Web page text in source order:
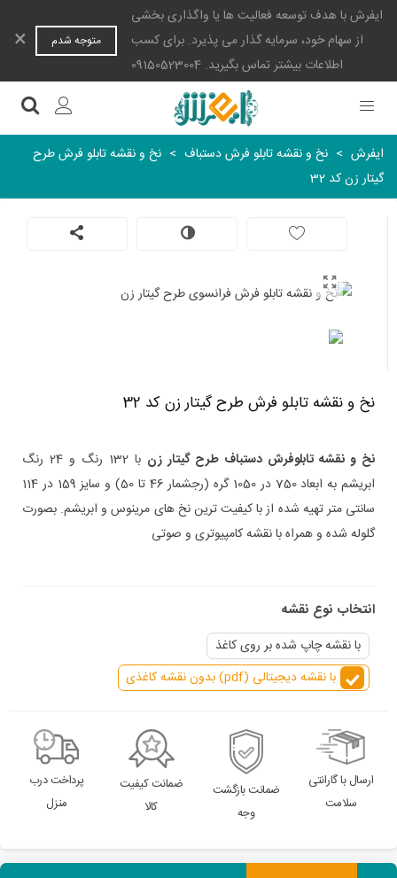
ایفرش با هدف توسعه فعالیت ها یا واگذاری بخشی
از سهام خود، سرمایه گذار می پذیرد. برای کسب
اطلاعات بیشتر تماس بگیرید. 09150523004
متوجه شدم ×
ایفرش > نخ و نقشه تابلو فرش دستباف > نخ و نقشه تابلو فرش طرح
گیتار زن کد 32
نخ و نقشه تابلو فرش طرح گیتار زن کد 32
نخ و نقشه تابلوفرش دستباف طرح گیتار زن
با 132 رنگ و 24 رنگ
ابریشم به ابعاد 750 در 1050 گره
(رجشمار 46 تا 50 )
و سایز 159 در 114
سانتی متر تهیه شده از با کیفیت ترین نخ های مرینوس و ابریشم. بصورت
گلوله شده و همراه با نقشه کامپیوتری و صوتی
انتخاب نوع نقشه
با نقشه چاپ شده بر روی کاغذ
با نقشه دیجیتالی (pdf) بدون نقشه کاغذی
ارسال با گارانتی
سلامت
ضمانت بازگشت
وجه
ضمانت کیفیت
کالا
پرداخت درب
منزل